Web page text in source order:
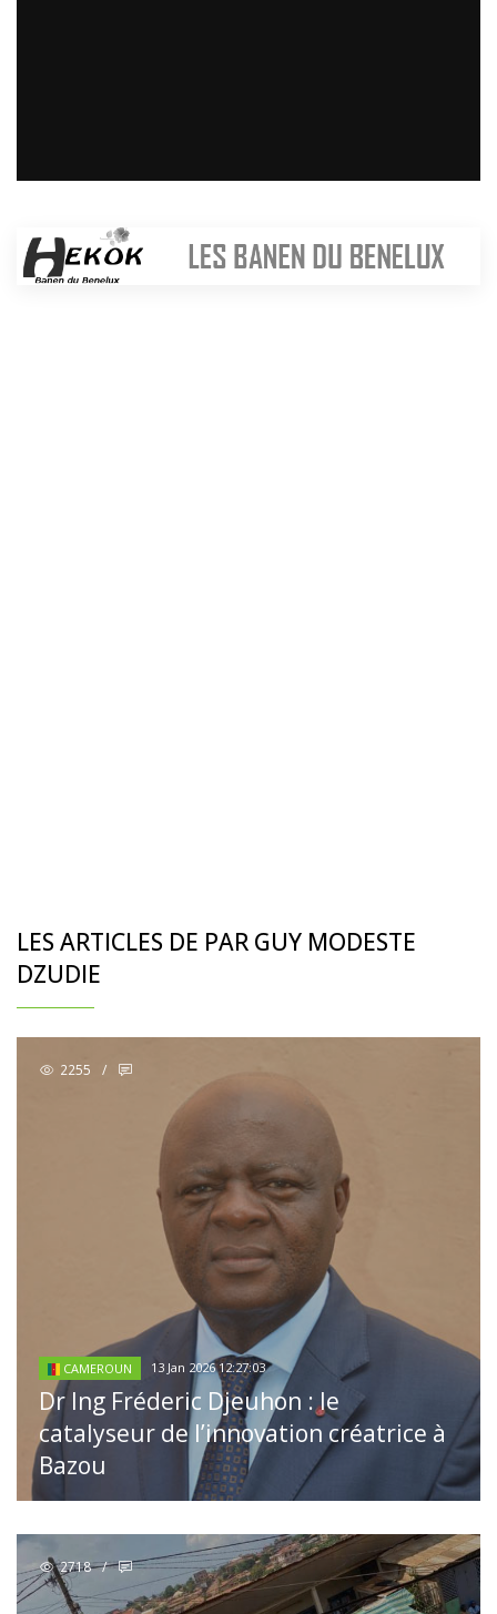
LES ARTICLES DE PAR GUY MODESTE
DZUDIE
2255 /
CAMEROUN 13 Jan 2026 12:27:03
Dr Ing Fréderic Djeuhon : le
catalyseur de l’innovation créatrice à
Bazou
2718 /